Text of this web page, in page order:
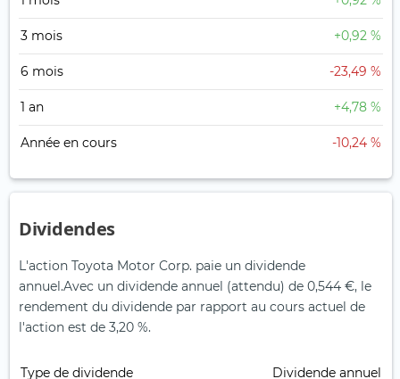
3 mois +0,92 %
6 mois -23,49 %
1 an +4,78 %
Année en cours -10,24 %
Dividendes
L'action Toyota Motor Corp. paie un dividende
annuel.Avec un dividende annuel (attendu) de 0,544 €, le
rendement du dividende par rapport au cours actuel de
l'action est de 3,20 %.
Type de dividende Dividende annuel